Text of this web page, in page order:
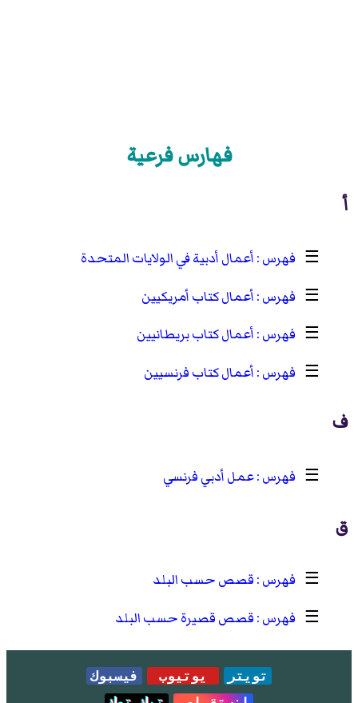
فهارس فرعية
أ
☰
أعمال أدبية في الولايات المتحدة
☰
أعمال كتاب أمريكيين
☰
أعمال كتاب بريطانيين
☰
أعمال كتاب فرنسيين
ف
☰ عمل أدبي فرنسي
ق
☰
قصص حسب البلد
☰
قصص قصيرة حسب البلد
تويتر يوتيوب
فيسبوك